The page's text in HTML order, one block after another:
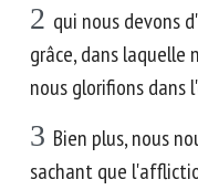
2 qui nous devons
grâce, dans laquelle
nous glorifions dans
3 Bien plus, nous
sachant que